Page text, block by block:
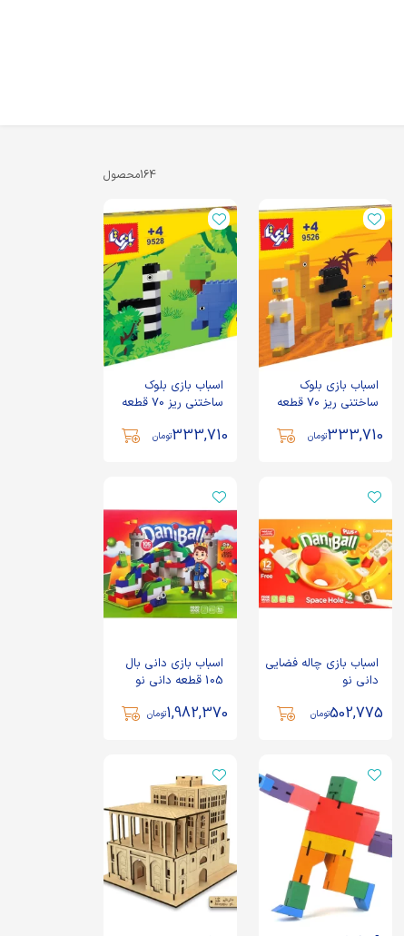
164محصول
اسباب بازی بلوک
ساختنی ریز 70 قطعه
333,710تومان
اسباب بازی بلوک
ساختنی ریز 70 قطعه
333,710تومان
اسباب بازی چاله فضایی
دانی نو
502,775تومان
اسباب بازی دانی بال
105 قطعه دانی نو
1,982,370تومان